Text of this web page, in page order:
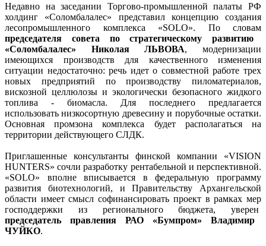
Недавно на заседании Торгово-промышленной палаты РФ
холдинг «Соломбалалес» представил концепцию создания
лесопромышленного комплекса «SOLO». По словам
председателя совета по стратегическому развитию
«Соломбалалес» Николая ЛЬВОВА, модернизации
имеющихся производств для качественного изменения
ситуации недостаточно: речь идет о совместной работе трех
новых предприятий по производству пиломатериалов,
вискозной целлюлозы и экологически безопасного жидкого
топлива - биомасла. Для последнего предлагается
использовать низкосортную древесину и порубочные остатки.
Основная промзона комплекса будет располагаться на
территории действующего СЛДК.
Приглашенные консультанты финской компании «VISION
HUNTERS» сочли разработку рентабельной и перспективной.
«SOLO» вполне вписывается в федеральную программу
развития биотехнологий, и Правительству Архангельской
области имеет смысл софинансировать проект в рамках мер
господдержки из регионального бюджета, уверен
председатель правления РАО «Бумпром» Владимир
ЧУЙКО.